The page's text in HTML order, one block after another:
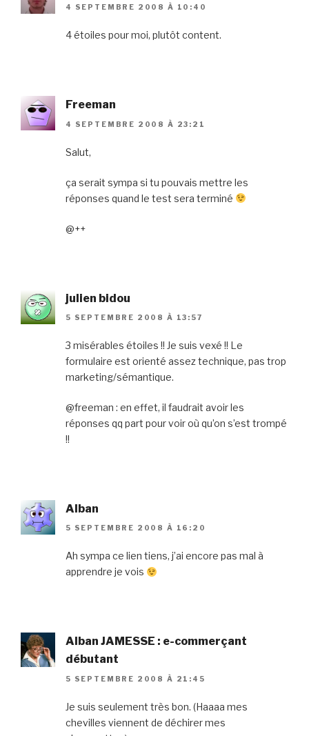
4 SEPTEMBRE 2008 À 10:40
4 étoiles pour moi, plutôt content.
Freeman
4 SEPTEMBRE 2008 À 23:21
Salut,
ça serait sympa si tu pouvais mettre les
réponses quand le test sera terminé
@++
julien bidou
5 SEPTEMBRE 2008 À 13:57
3 misérables étoiles !! Je suis vexé !! Le
formulaire est orienté assez technique, pas trop
marketing/sémantique.
@freeman : en effet, il faudrait avoir les
réponses qq part pour voir où qu’on s’est trompé
!!
Alban
5 SEPTEMBRE 2008 À 16:20
Ah sympa ce lien tiens, j’ai encore pas mal à
apprendre je vois
Alban JAMESSE : e-commerçant
débutant
5 SEPTEMBRE 2008 À 21:45
Je suis seulement très bon. (Haaaa mes
chevilles viennent de déchirer mes